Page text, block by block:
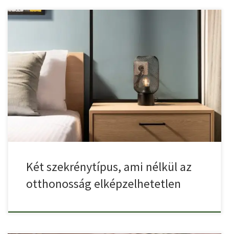
A hálószoba berendezésekor a praktikum és az esztétikum
egyensúlyának megteremtése […]
Két szekrénytípus, ami nélkül az
otthonosság elképzelhetetlen